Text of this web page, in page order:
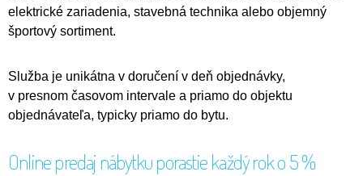
elektrické zariadenia, stavebná technika alebo objemný
športový sortiment.
Služba je unikátna v doručení v deň objednávky,
v presnom časovom intervale a priamo do objektu
objednávateľa, typicky priamo do bytu.
Online predaj nábytku porastie každý rok o 5 %